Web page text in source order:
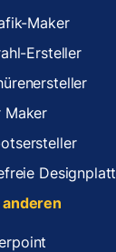
Maker
Ersteller
Maker